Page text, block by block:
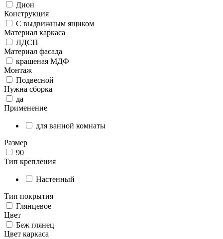
Дион
Конструкция
С выдвижным ящиком
Материал каркаса
ЛДСП
Материал фасада
крашеная МДФ
Монтаж
Подвесной
Нужна сборка
да
Применение
для ванной комнаты
Размер
90
Тип крепления
Настенный
Тип покрытия
Глянцевое
Цвет
Беж глянец
Цвет каркаса